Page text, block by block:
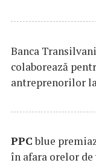
Banca
colaborează
antreprenorilor
PPCblue
în afara orelor de